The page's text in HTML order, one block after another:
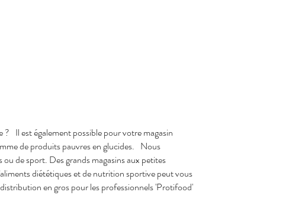
? Il est également possible pour votre magasin
de produits pauvres en glucides. Nous
de sport. Des grands magasins aux petites
diététiques et de nutrition sportive peut vous
en gros pour les professionnels 'Protifood'